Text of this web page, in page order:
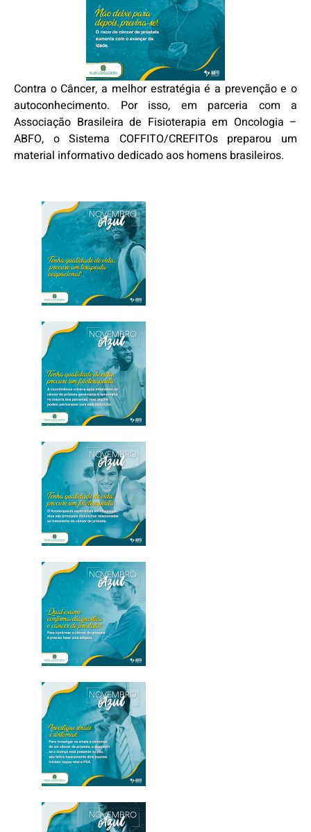
Contra o Câncer, a melhor estratégia é a prevenção e o
autoconhecimento. Por isso, em parceria com a
Associação Brasileira de Fisioterapia em Oncologia –
ABFO, o Sistema COFFITO/CREFITOs preparou um
material informativo dedicado aos homens brasileiros.